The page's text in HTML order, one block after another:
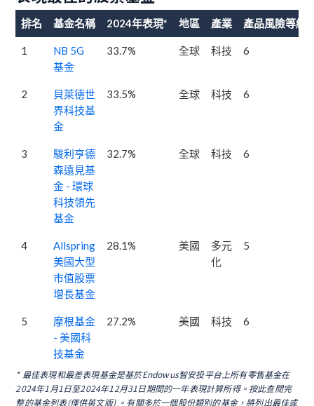
排名 基金名稱 2024年表現* 地區 產業 產品風險等級
1
NB 5G
基金
33.7% 全球 科技 6
2
貝萊德世
界科技基
金
33.5% 全球 科技 6
3
駿利亨德
森遠見基
金 - 環球
科技領先
基金
32.7% 全球 科技 6
4
Allspring
美國大型
市值股票
增長基金
28.1% 美國
多元
化
5
5
摩根基金
- 美國科
技基金
27.2% 美國 科技 6
* 最佳表現和最差表現基金是基於Endowus智安投平台上所有零售基金在
2024年1月1日至2024年12月31日期間的一年表現計算所得。 按此查閱完
整的基金列表(僅供英文版) 。有關多於一個股份類別的基金，將列出最佳或